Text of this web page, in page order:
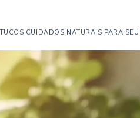
CUIDADOS NATURAIS PARA SEU